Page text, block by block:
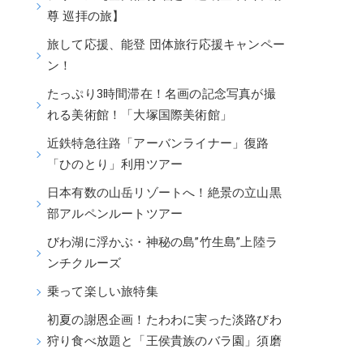
尊 巡拝の旅】
旅して応援、能登 団体旅行応援キャンペー
ン！
たっぷり3時間滞在！名画の記念写真が撮
れる美術館！「大塚国際美術館」
近鉄特急往路「アーバンライナー」復路
「ひのとり」利用ツアー
日本有数の山岳リゾートへ！絶景の立山黒
部アルペンルートツアー
びわ湖に浮かぶ・神秘の島”竹生島”上陸ラ
ンチクルーズ
乗って楽しい旅特集
初夏の謝恩企画！たわわに実った淡路びわ
狩り食べ放題と「王侯貴族のバラ園」須磨